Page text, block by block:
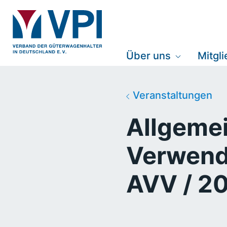
Über uns
Veranstaltungen
AVV /